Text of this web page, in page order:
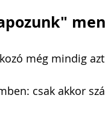
még mindig
csak akkor